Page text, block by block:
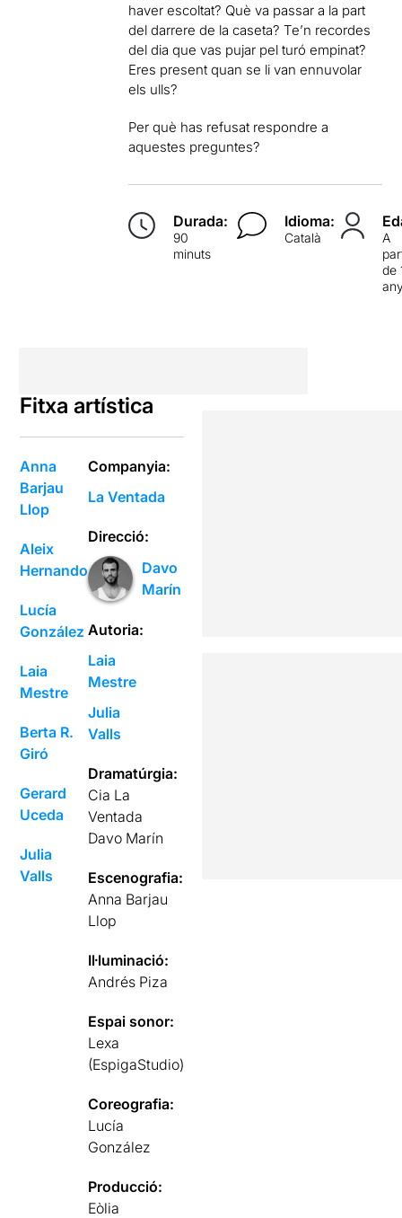
haver escoltat? Què va passar a la part
del darrere de la caseta? Te’n recordes
del dia que vas pujar pel turó empinat?
Eres present quan se li van ennuvolar
els ulls?
Per què has refusat respondre a
aquestes preguntes?
Durada:
90
minuts
Idioma:
Català
A
de
Fitxa artística
Anna
Barjau
Llop
Aleix
Hernando
Lucía
González
Laia
Mestre
Berta R.
Giró
Gerard
Uceda
Julia
Valls
Companyia:
La Ventada
Direcció:
Davo
Marín
Autoria:
Laia
Mestre
Julia
Valls
Dramatúrgia:
Cia La
Ventada
Davo Marín
Escenografia:
Anna Barjau
Llop
Il·luminació:
Andrés Piza
Espai sonor:
Lexa
(EspigaStudio)
Coreografia:
Lucía
González
Producció:
Eòlia